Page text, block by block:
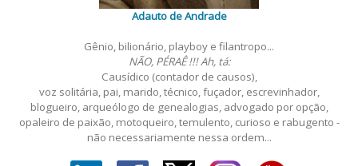
Adauto de Andrade
Gênio, bilionário, playboy e filantropo...
NÃO, PÉRAÊ !!! Ah, tá:
Causídico (contador de causos),
voz solitária, pai, marido, técnico, fuçador, escrevinhador,
blogueiro, arqueólogo de genealogias, advogado por opção,
opaleiro de paixão, motoqueiro, temulento, curioso e rabugento -
não necessariamente nessa ordem...